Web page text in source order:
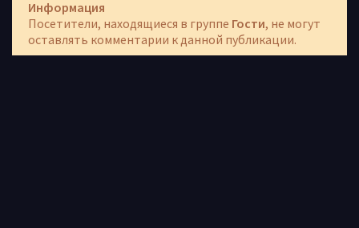
Информация
Посетители, находящиеся в группе Гости, не могут
оставлять комментарии к данной публикации.